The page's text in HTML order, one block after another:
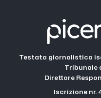
Testata giornalistica
Tribunale
Direttore
Iscrizione nr.